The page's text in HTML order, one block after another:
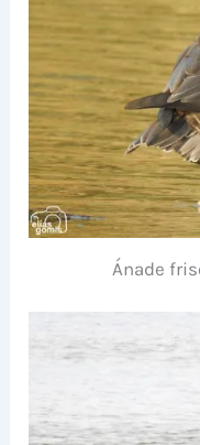
Ánade